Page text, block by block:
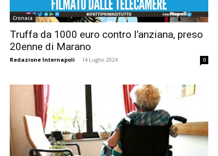
Cronaca
Truffa da 1000 euro contro l’anziana, preso
20enne di Marano
Redazione Internapoli - 14 Luglio 2024 0